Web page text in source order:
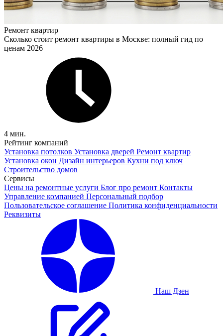
Ремонт квартир
Сколько стоит ремонт квартиры в Москве: полный гид по
ценам 2026
4 мин.
Рейтинг компаний
Установка потолков Установка дверей Ремонт квартир
Установка окон Дизайн интерьеров Кухни под ключ
Строительство домов
Сервисы
Цены на ремонтные услуги Блог про ремонт Контакты
Управление компанией Персональный подбор
Пользовательское соглашение Политика конфиденциальности
Реквизиты
Наш Дзен